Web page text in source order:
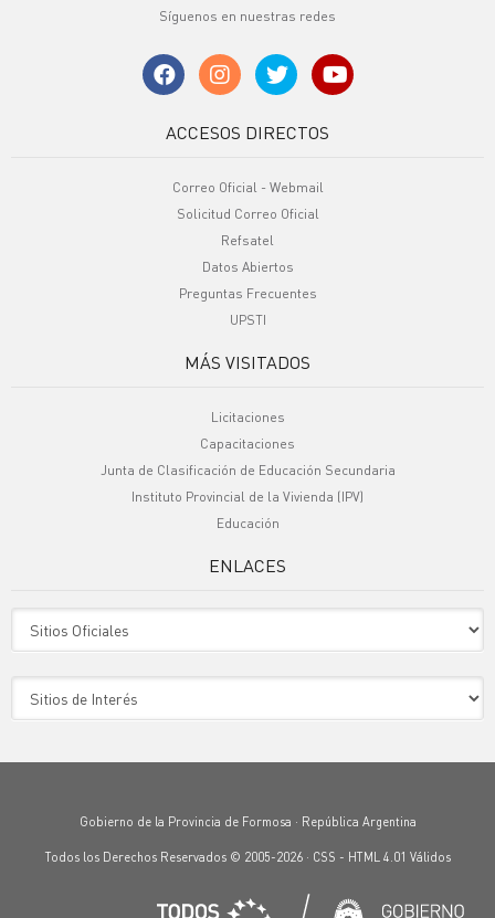
Síguenos en nuestras redes
ACCESOS DIRECTOS
Correo Oficial - Webmail
Solicitud Correo Oficial
Refsatel
Datos Abiertos
Preguntas Frecuentes
UPSTI
MÁS VISITADOS
Licitaciones
Capacitaciones
Junta de Clasificación de Educación Secundaria
Instituto Provincial de la Vivienda (IPV)
Educación
ENLACES
Gobierno de la Provincia de Formosa · República Argentina
Todos los Derechos Reservados © 2005-2026 · CSS - HTML 4.01 Válidos